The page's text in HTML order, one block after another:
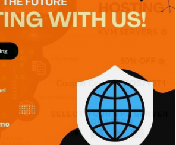
RETRO
SIN CATEGORÍA
construyendo
para mejorar
Jul 31, 2026